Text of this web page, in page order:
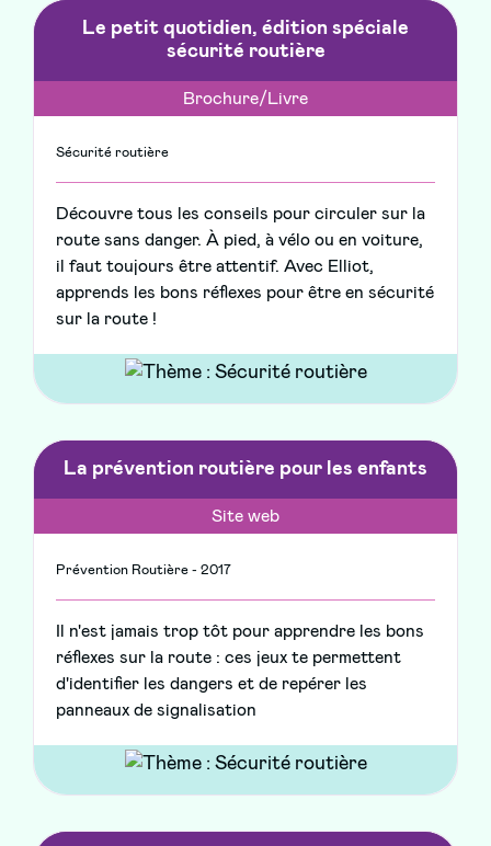
Le petit quotidien, édition spéciale
sécurité routière
Brochure/Livre
Sécurité routière
Découvre tous les conseils pour circuler sur la
route sans danger. À pied, à vélo ou en voiture,
il faut toujours être attentif. Avec Elliot,
apprends les bons réflexes pour être en sécurité
sur la route !
La prévention routière pour les enfants
Site web
Prévention Routière - 2017
Il n'est jamais trop tôt pour apprendre les bons
réflexes sur la route : ces jeux te permettent
d'identifier les dangers et de repérer les
panneaux de signalisation